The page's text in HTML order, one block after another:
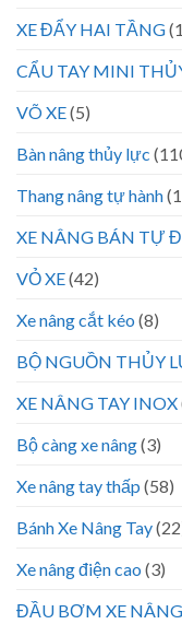
XE ĐẨY HAI TẦNG
CẨU TAY MINI
VÕ XE(5)
Bàn nâng thủy lực
Thang nâng tự hành
XE NÂNG BÁN TỰ
VỎ XE(42)
Xe nâng cắt kéo (8)
BỘ NGUỒN THỦY
XE NÂNG TAY INOX
Bộ càng xe nâng(3)
Xe nâng tay thấp (58)
Bánh Xe Nâng Tay
Xe nâng điện cao (3)
ĐẦU BƠM XE NÂNG